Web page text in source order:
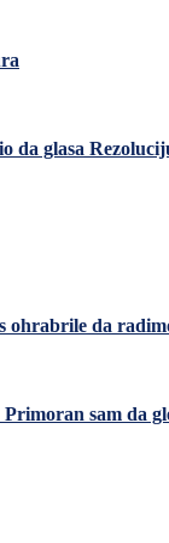
da glasa
ohrabrile da
sam da